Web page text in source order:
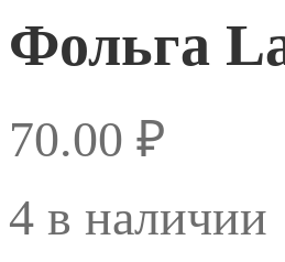
Фольга
70.00 ₽
4 в наличии